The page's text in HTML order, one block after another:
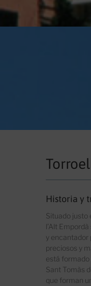
Historia y
Situado justo
l’Alt
y encantador
preciosos y
está
Sant Tomàs
que forman